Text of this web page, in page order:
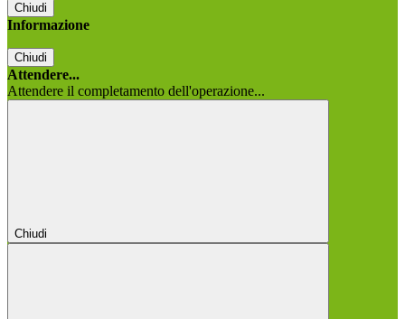
Chiudi
Informazione
Chiudi
Attendere...
Attendere il completamento dell'operazione...
Chiudi